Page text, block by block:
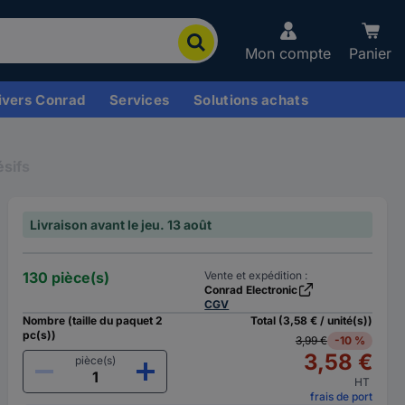
Mon compte Panier
Conrad Services Solutions achats
Livraison avant le jeu. 13 août
130 pièce(s)
Vente et expédition :
Conrad Electronic
CGV
Nombre (taille du paquet 2
pc(s))
pièce(s)
Total (3,58 € / unité(s))
3,99 €
-10 %
3,58 €
HT
frais de port